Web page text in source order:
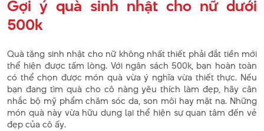
Gợi ý quà sinh nhật cho nữ dưới
500k
Quà tặng sinh nhật cho nữ không nhất thiết phải đắt tiền mới
thể hiện được tấm lòng. Với ngân sách 500k, bạn hoàn toàn
có thể chọn được món quà vừa ý nghĩa vừa thiết thực. Nếu
bạn đang tìm quà cho cô nàng yêu thích làm đẹp, hãy cân
nhắc bộ mỹ phẩm chăm sóc da, son môi hay mặt nạ. Những
món quà này vừa hữu dụng lại thể hiện sự quan tâm đến vẻ
đẹp của cô ấy.